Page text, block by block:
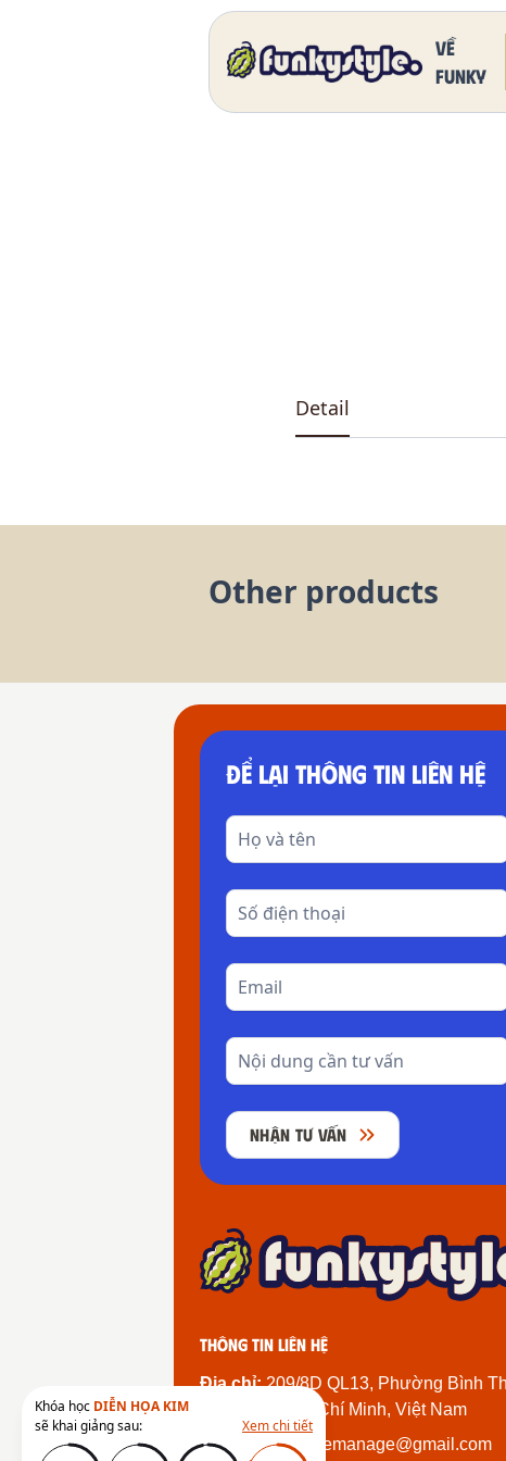
Khóa học DIỄN HỌA KIM
sẽ khai giảng sau:
Xem chi tiết
Về
funky
Home Our Products DK 5011 One
Detail
Other products
ĐỂ LẠI THÔNG TIN LIÊN HỆ
NHẬN TƯ VẤN
Thông tin liên hệ
Địa chỉ:209/8D QL13, Phường Bình
Thành Phố Hồ Chí Minh, Việt Nam
Email:
funkystylemanage@gmail.com